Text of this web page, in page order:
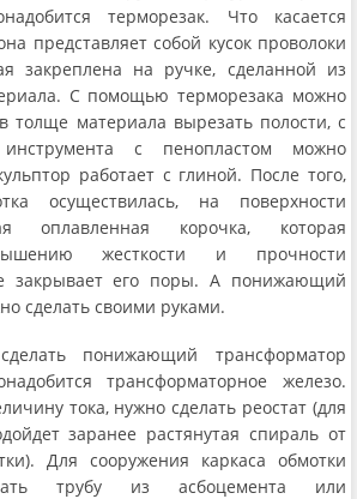
терморезак. Что касается
представляет собой кусок проволоки
закреплена на ручке, сделанной из
С помощью терморезака можно
толще материала вырезать полости, с
с пенопластом можно
работает с глиной. После того,
осуществилась, на поверхности
оплавленная корочка, которая
жесткости и прочности
закрывает его поры. А понижающий
сделать своими руками.
понижающий трансформатор
трансформаторное железо.
тока, нужно сделать реостат (для
заранее растянутая спираль от
Для сооружения каркаса обмотки
трубу из асбоцемента или